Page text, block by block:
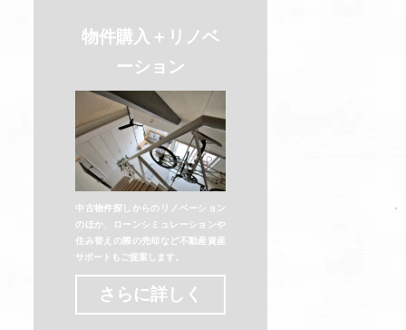
物件購入＋リノベ
ーション
中古物件探しからのリノベーション
のほか、ローンシミュレーションや
住み替えの際の売却など不動産資産
サポートもご提案します。
さらに詳しく